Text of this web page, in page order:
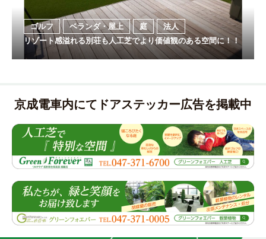
ゴルフ ベランダ・屋上 庭
法人
リゾート感溢れる別荘も人工芝でより価値観のある空間に！！
京成電車内にてドアステッカー広告を掲載中